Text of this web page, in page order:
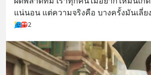
แน่นอน แต่ความจริงคือ บางครั้งมันเลี่ย
2